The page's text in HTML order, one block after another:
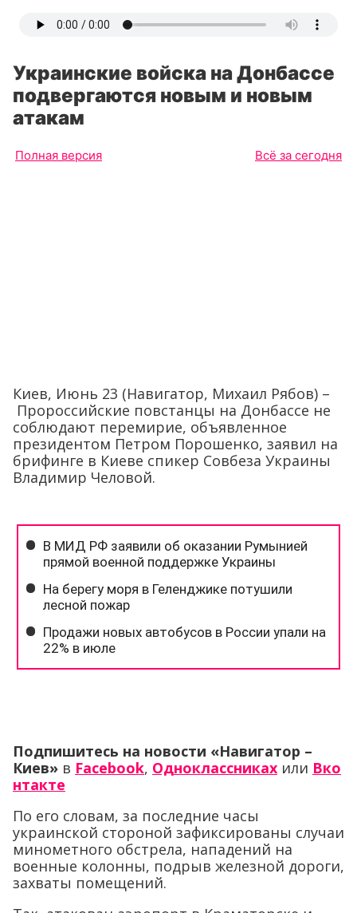
Украинские войска на Донбассе
подвергаются новым и новым
атакам
Полная версия Всё за сегодня
Киев, Июнь 23 (Навигатор, Михаил Рябов) –
Пророссийские повстанцы на Донбассе не
соблюдают перемирие, объявленное
президентом Петром Порошенко, заявил на
брифинге в Киеве спикер Совбеза Украины
Владимир Человой.
Подпишитесь на новости «Навигатор –
Киев» в Facebook, Одноклассниках или Вко
нтакте
По его словам, за последние часы
украинской стороной зафиксированы случаи
минометного обстрела, нападений на
военные колонны, подрыв железной дороги,
захваты помещений.